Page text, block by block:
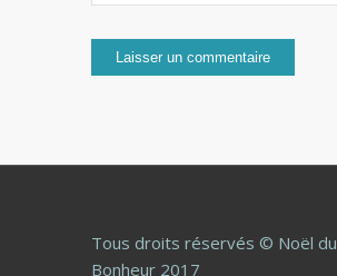
Tous droits réservés © Noël du
Bonheur 2017